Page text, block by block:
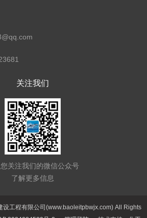
关注我们
关注我们的微信公众号
了解更多信息
设工程有限公司(www.baoleitpbwjx.com) All Rights